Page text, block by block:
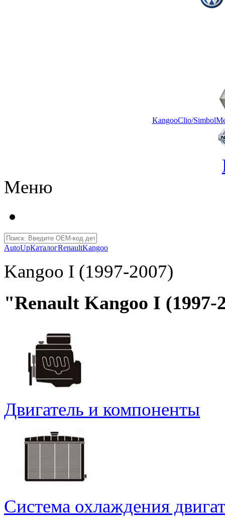
KangooClio/Simbol
Меню
AutoUpКаталогRenaultKangoo
Kangoo I (1997-2007)
"Renault Kangoo I
Двигатель и компоненты
Система охлаждения